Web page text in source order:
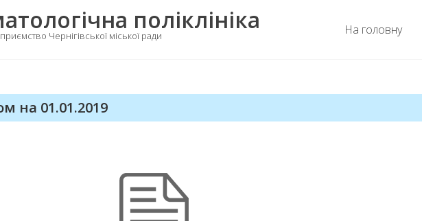
поліклініка
Чернігівської міської ради На головну
на 01.01.2019